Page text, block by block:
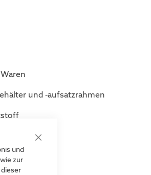
und
zur
und -aufsatzrahmen